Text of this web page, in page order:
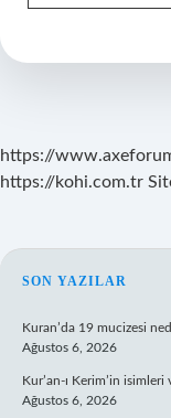
?
https://
https://kohi.com.tr
SON YAZILAR
Kuran’da 19 mucizesi
Ağustos 6, 2026
Kur’an-ı Kerim’in
Ağustos 6, 2026